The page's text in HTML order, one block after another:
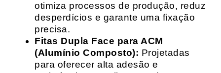
otimiza processos de produção, reduz
desperdícios e garante uma fixação
precisa.
Fitas Dupla Face para ACM
(Alumínio Composto): Projetadas
para oferecer alta adesão e